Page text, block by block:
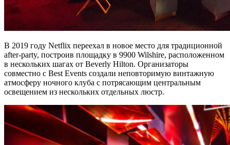
В 2019 году Netflix переехал в новое место для традиционной
after-party, построив площадку в 9900 Wilshire, расположенном
в нескольких шагах от Beverly Hilton. Организаторы
совместно с Best Events создали неповторимую винтажную
атмосферу ночного клуба с потрясающим центральным
освещением из нескольких отдельных люстр.